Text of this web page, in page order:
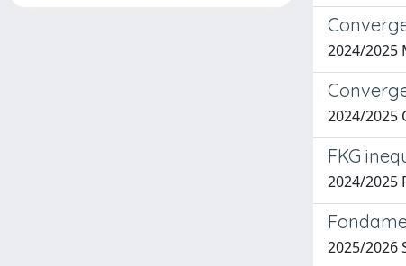
2024/2025
2024/2025
FKG
2024/2025
2025/2026